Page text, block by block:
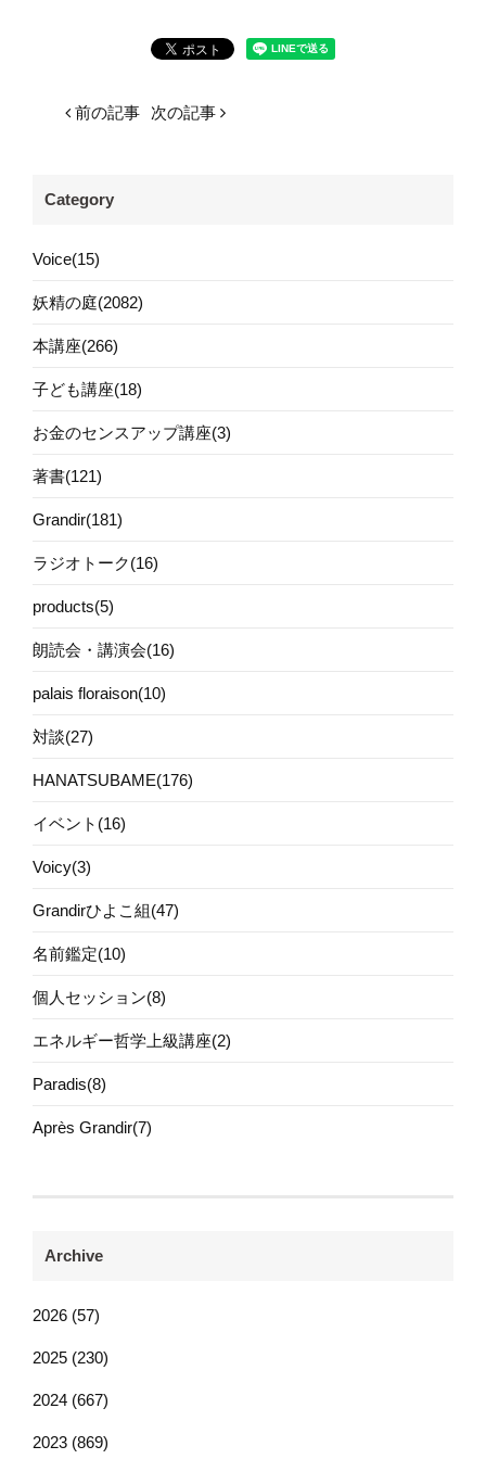
前の記事 次の記事
Category
Voice(15)
妖精の庭(2082)
本講座(266)
子ども講座(18)
お金のセンスアップ講座(3)
著書(121)
Grandir(181)
ラジオトーク(16)
products(5)
朗読会・講演会(16)
palais floraison(10)
対談(27)
HANATSUBAME(176)
イベント(16)
Voicy(3)
Grandirひよこ組(47)
名前鑑定(10)
個人セッション(8)
エネルギー哲学上級講座(2)
Paradis(8)
Après Grandir(7)
Archive
2026 (57)
2025 (230)
2024 (667)
2023 (869)